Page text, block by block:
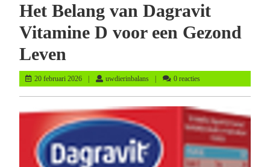
Het Belang van Dagravit
Vitamine D voor een Gezond
Leven
20 februari 202620
februari
uwdierinbalansuwdierinbalans
0 reacties